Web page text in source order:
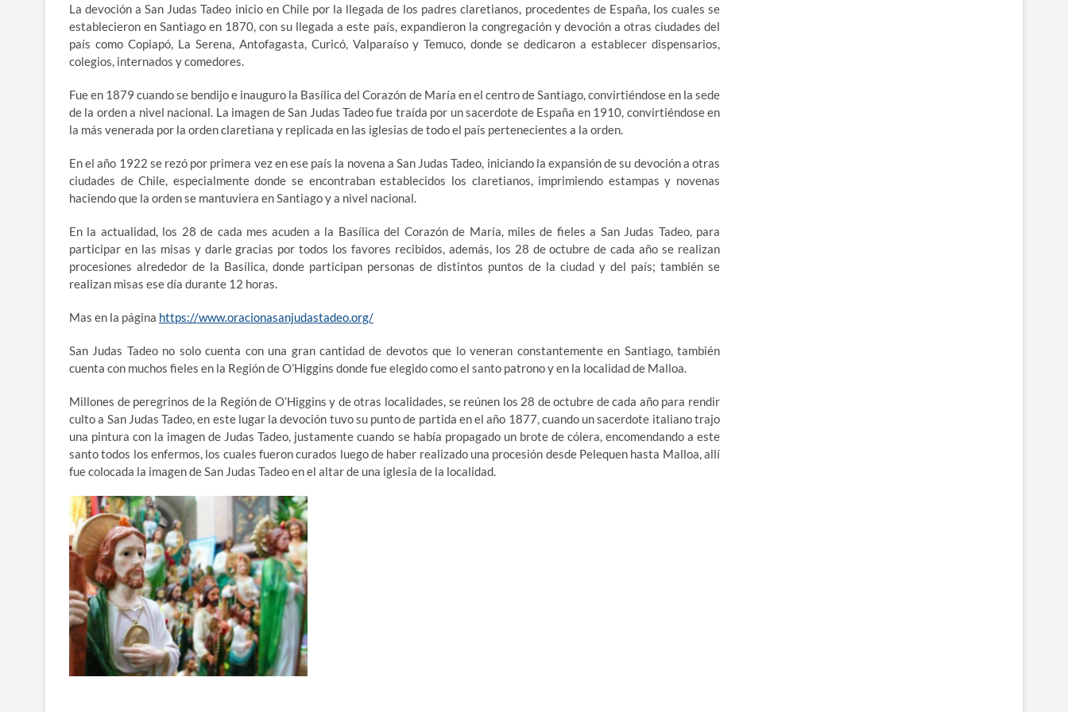
La devoción a San Judas Tadeo inicio en Chile por la llegada de los padres claretianos, procedentes de España, los cuales se
establecieron en Santiago en 1870, con su llegada a este país, expandieron la congregación y devoción a otras ciudades del
país como Copiapó, La Serena, Antofagasta, Curicó, Valparaíso y Temuco, donde se dedicaron a establecer dispensarios,
colegios, internados y comedores.
Fue en 1879 cuando se bendijo e inauguro la Basílica del Corazón de María en el centro de Santiago, convirtiéndose en la sede
de la orden a nivel nacional. La imagen de San Judas Tadeo fue traída por un sacerdote de España en 1910, convirtiéndose en
la más venerada por la orden claretiana y replicada en las iglesias de todo el país pertenecientes a la orden.
En el año 1922 se rezó por primera vez en ese país la novena a San Judas Tadeo, iniciando la expansión de su devoción a otras
ciudades de Chile, especialmente donde se encontraban establecidos los claretianos, imprimiendo estampas y novenas
haciendo que la orden se mantuviera en Santiago y a nivel nacional.
En la actualidad, los 28 de cada mes acuden a la Basílica del Corazón de María, miles de fieles a San Judas Tadeo, para
participar en las misas y darle gracias por todos los favores recibidos, además, los 28 de octubre de cada año se realizan
procesiones alrededor de la Basílica, donde participan personas de distintos puntos de la ciudad y del país; también se
realizan misas ese día durante 12 horas.
Mas en la página https://www.oracionasanjudastadeo.org/
San Judas Tadeo no solo cuenta con una gran cantidad de devotos que lo veneran constantemente en Santiago, también
cuenta con muchos fieles en la Región de O’Higgins donde fue elegido como el santo patrono y en la localidad de Malloa.
Millones de peregrinos de la Región de O’Higgins y de otras localidades, se reúnen los 28 de octubre de cada año para rendir
culto a San Judas Tadeo, en este lugar la devoción tuvo su punto de partida en el año 1877, cuando un sacerdote italiano trajo
una pintura con la imagen de Judas Tadeo, justamente cuando se había propagado un brote de cólera, encomendando a este
santo todos los enfermos, los cuales fueron curados luego de haber realizado una procesión desde Pelequen hasta Malloa, allí
fue colocada la imagen de San Judas Tadeo en el altar de una iglesia de la localidad.